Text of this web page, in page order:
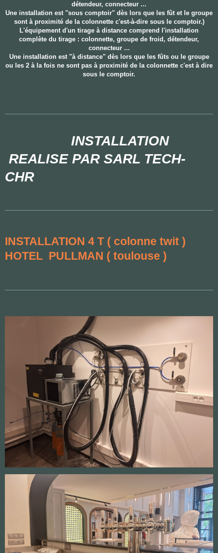
détendeur, connecteur ...
Une installation est "sous comptoir" dès lors que les fût et le groupe
sont à proximité de la colonnette c'est-à-dire sous le comptoir.)
L'équipement d'un tirage à distance comprend l'installation
complète du tirage : colonnette, groupe de froid, détendeur,
connecteur ...
Une installation est "à distance" dès lors que les fûts ou le groupe
ou les 2 à la fois ne sont pas à proximité de la colonnette c'est à dire
sous le comptoir.
INSTALLATION
REALISE PAR SARL TECH-
CHR
INSTALLATION 4 T ( colonne twit )
HOTEL PULLMAN ( toulouse )